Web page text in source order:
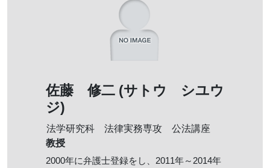
佐藤 修二 (サトウ シユウ
ジ)
法学研究科 法律実務専攻 公法講座
教授
2000年に弁護士登録をし、2011年～2014年